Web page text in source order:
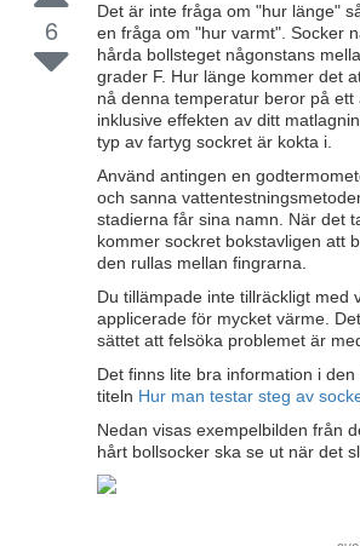
6
Det är inte fråga om "hur länge"
en fråga om "hur varmt". Socker
hårda bollsteget någonstans
grader F. Hur länge kommer det
nå denna temperatur beror på ett
inklusive effekten av ditt
typ av fartyg sockret är kokta i.
Använd antingen en
och sanna
stadierna får sina namn. När det
kommer sockret bokstavligen att
den rullas mellan fingrarna.
Du tillämpade inte tillräckligt med
applicerade för mycket värme.
sättet att felsöka problemet är
Det finns lite bra information i
titeln Hur man testar steg av
Nedan visas exempelbilden från
hårt bollsocker ska se ut när det